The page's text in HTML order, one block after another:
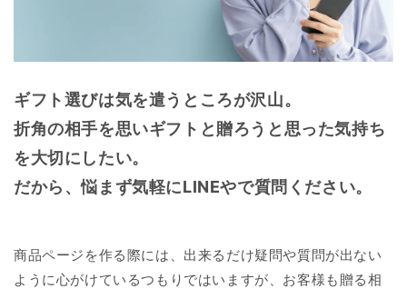
ギフト選びは気を遣うところが沢山。
折角の相手を思いギフトと贈ろうと思った気持ち
を大切にしたい。
だから、悩まず気軽にLINEやで質問ください。
商品ページを作る際には、出来るだけ疑問や質問が出ない
ように心がけているつもりではいますが、お客様も贈る相